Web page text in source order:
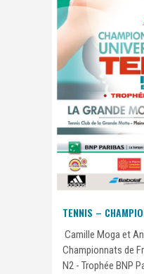
TENNIS –
Camille Moga et
Championnats de
N2 - Trophée BNP